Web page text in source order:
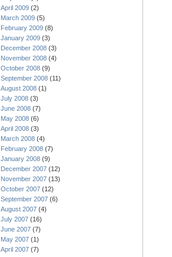
April 2009 (2)
March 2009 (5)
February 2009 (8)
January 2009 (3)
December 2008 (3)
November 2008 (4)
October 2008 (9)
September 2008 (11)
August 2008 (1)
July 2008 (3)
June 2008 (7)
May 2008 (6)
April 2008 (3)
March 2008 (4)
February 2008 (7)
January 2008 (9)
December 2007 (12)
November 2007 (13)
October 2007 (12)
September 2007 (6)
August 2007 (4)
July 2007 (16)
June 2007 (7)
May 2007 (1)
April 2007 (7)